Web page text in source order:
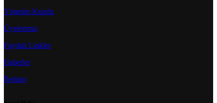
Yönetim Kurulu
Üyelerimiz
Faydalı Linkler
Haberler
İletişim